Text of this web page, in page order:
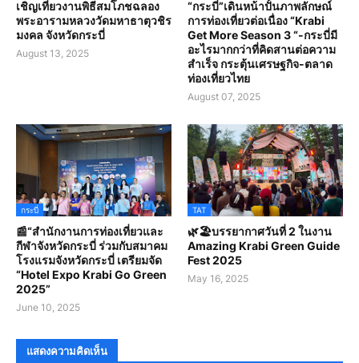
เชิญเที่ยวงานพิธีสมโภชฉลอง
พระอารามหลวงวัดมหาธาตุวชิร
มงคล จังหวัดกระบี่
August 13, 2025
“กระบี่”เดินหน้าปั้นภาพลักษณ์
การท่องเที่ยวต่อเนื่อง “Krabi
Get More Season 3 “-กระบี่มี
อะไรมากกว่าที่คิดสานต่อความ
สำเร็จ กระตุ้นเศรษฐกิจ-ตลาด
ท่องเที่ยวไทย
August 07, 2025
กระบี่
📰“สํานักงานการท่องเที่ยวและ
กีฬาจังหวัดกระบี่ ร่วมกับสมาคม
โรงแรมจังหวัดกระบี่ เตรียมจัด
“Hotel Expo Krabi Go Green
2025”
June 10, 2025
TAT
🌿🏖บรรยากาศวันที่ 2 ในงาน
Amazing Krabi Green Guide
Fest 2025
May 16, 2025
แสดงความคิดเห็น